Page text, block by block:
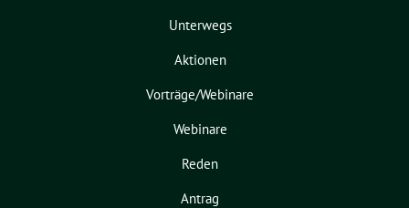
Unterwegs
Aktionen
Vorträge/Webinare
Webinare
Reden
Antrag